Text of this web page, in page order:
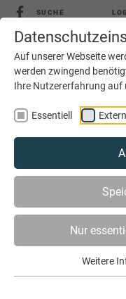
Auf unserer Webseite
werden zwingend
Ihre Nutzererfahrung auf
Essentiell
Nur
Weitere
SUCHE
Herzlich